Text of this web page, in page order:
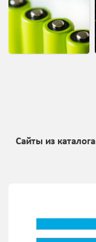
Сайты из каталога